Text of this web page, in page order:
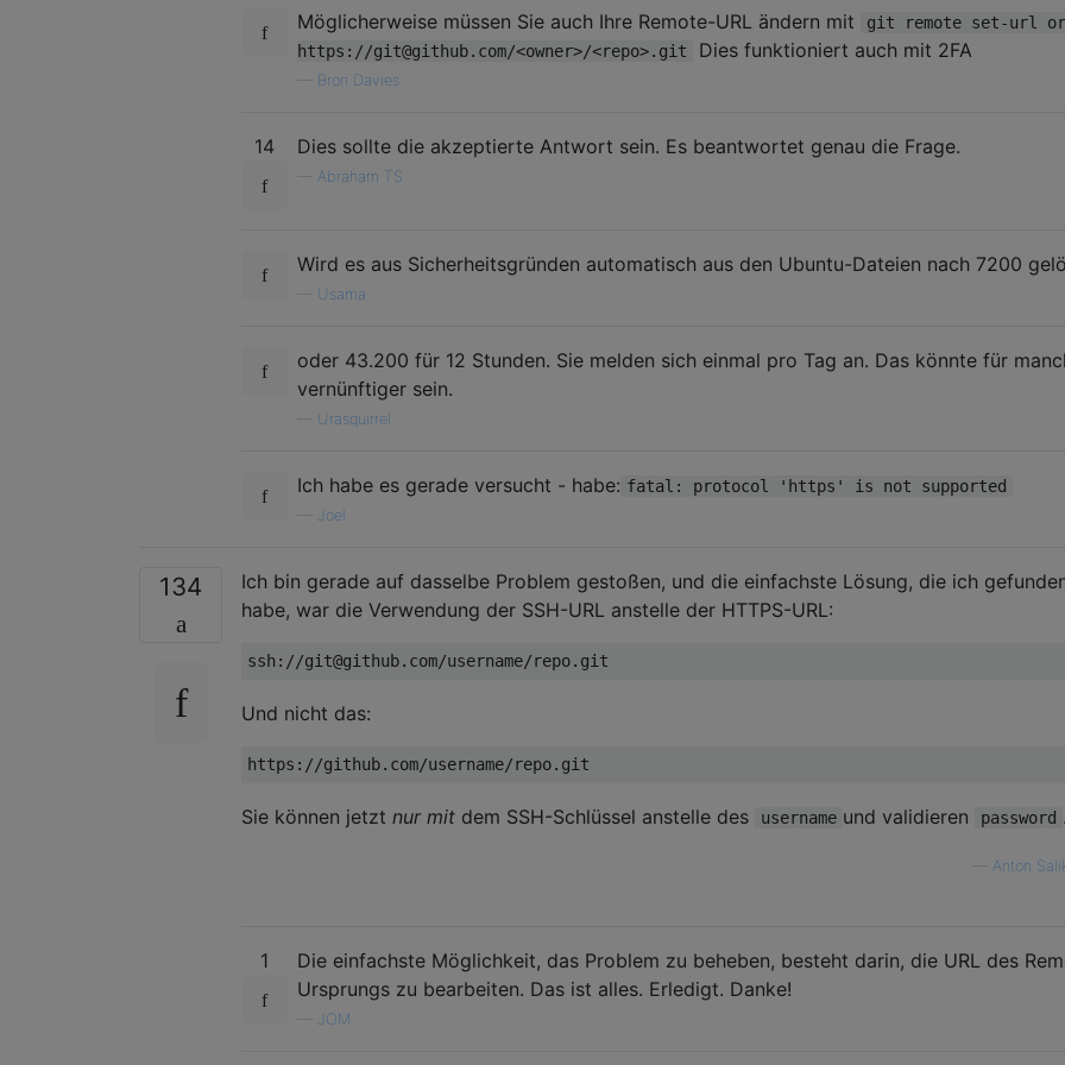
Möglicherweise müssen Sie auch Ihre Remote-URL ändern mit
git remote set-url
https://git@github.com/<owner>/<repo>.git
Dies funktioniert auch mit 2FA
Bron Davies
14 Dies sollte die akzeptierte Antwort sein. Es beantwortet genau die Frage.
Abraham TS
Wird es aus Sicherheitsgründen automatisch aus den Ubuntu-Dateien nach 7200
Usama
oder 43.200 für 12 Stunden. Sie melden sich einmal pro Tag an. Das könnte für
vernünftiger sein.
Urasquirrel
Ich habe es gerade versucht - habe: fatal: protocol 'https' is not supported
Joel
134
Ich bin gerade auf dasselbe Problem gestoßen, und die einfachste Lösung, die ich
habe, war die Verwendung der SSH-URL anstelle der HTTPS-URL:
Und nicht das:
Sie können jetzt nur mit dem SSH-Schlüssel anstelle des username und validieren password .
Anton
1
Die einfachste Möglichkeit, das Problem zu beheben, besteht darin, die URL des
Ursprungs zu bearbeiten. Das ist alles. Erledigt. Danke!
JOM